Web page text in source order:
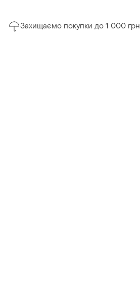
Захищаємо покупки до 1 000 грн